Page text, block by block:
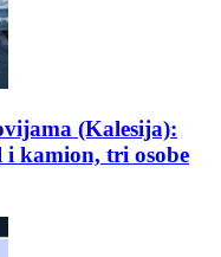
(Kalesija):
i kamion, tri osobe